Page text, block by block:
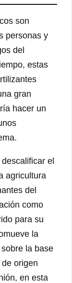
son
personas y
del
estas
gran
hacer un
el
agricultura
del
como
para su
la
la base
origen
en esta